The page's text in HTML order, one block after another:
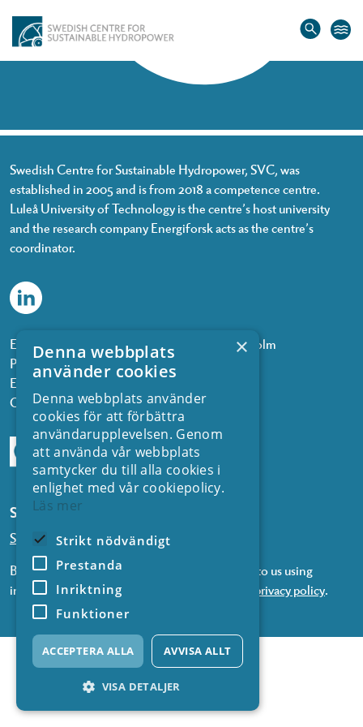
Swedish Centre for Sustainable Hydropower, SVC, was
established in 2005 and is from 2018 a competence centre.
Luleå University of Technology is the centre’s host university
and the research company Energiforsk acts as the centre’s
coordinator.
Energiforsk, Olof Palmes gata 11, 101 53 Stockholm
Phone: +468 677 25 30
Email:kontakt@energiforsk.se
Org.nr: 556974-2116
Subscribe to our newsletters
Subscribe to news from SVC
By subscribing to our newsletters, you consent to us using
information about you in accordance with our
privacy policy.
×
Denna webbplats
använder cookies
Denna webbplats använder
cookies för att förbättra
användarupplevelsen. Genom
att använda vår webbplats
samtycker du till alla cookies i
enlighet med vår cookiepolicy.
Läs mer
Strikt nödvändigt
Prestanda
Inriktning
Funktioner
ACCEPTERA ALLA AVVISA ALLT
VISA DETALJER